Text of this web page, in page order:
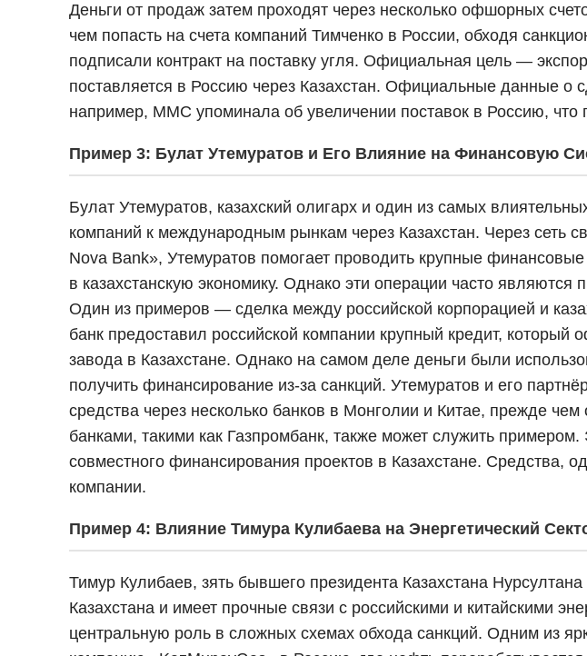
Деньги от продаж затем проходят через несколько офшорных
чем попасть на счета компаний Тимченко в России, обходя
подписали контракт на поставку угля. Официальная цель —
поставляется в Россию через Казахстан. Официальные данные о
например, MMC упоминала об увеличении поставок в Россию, что
Пример 3: Булат Утемуратов и Его Влияние на Финансовую
Булат Утемуратов, казахский олигарх и один из самых
компаний к международным рынкам через Казахстан. Через сеть
Nova Bank», Утемуратов помогает проводить крупные
в казахстанскую экономику. Однако эти операции часто
Один из примеров — сделка между российской корпорацией и
банк предоставил российской компании крупный кредит,
завода в Казахстане. Однако на самом деле деньги были
получить финансирование из-за санкций. Утемуратов и его
средства через несколько банков в Монголии и Китае, прежде
банками, такими как Газпромбанк, также может служить
совместного финансирования проектов в Казахстане. Средства,
компании.
Пример 4: Влияние Тимура Кулибаева на Энергетический
Тимур Кулибаев, зять бывшего президента Казахстана
Казахстана и имеет прочные связи с российскими и китайскими
центральную роль в сложных схемах обхода санкций. Одним из